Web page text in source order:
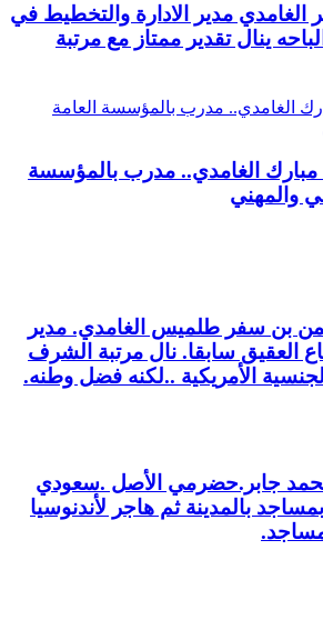
مدير الادارة والتخطيط في
ينال تقدير ممتاز مع مرتبة
الغامدي.. مدرب بالمؤسسة العامة
الغامدي.. مدرب بالمؤسسة
والمهني
بن سفر طلميس الغامدي. مدير
العقيق سابقا. نال مرتبة الشرف
الأمريكية ..لكنه فضل وطنه.
جابر.حضرمي الأصل .سعودي
بالمدينة ثم هاجر لأندنوسيا